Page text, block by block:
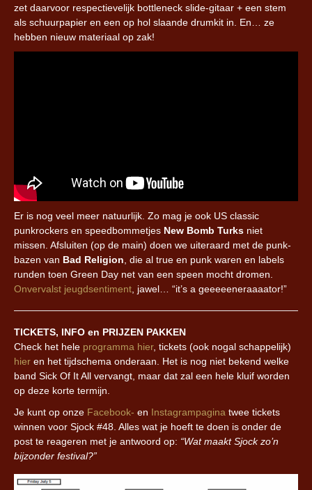
zet daarvoor respectievelijk bottleneck slide-gitaar + een stem
als schuurpapier en een op hol slaande drumkit in. En… ze
hebben nieuw materiaal op zak!
Er is nog veel meer natuurlijk. Zo mag je ook US classic
punkrockers en speedbommetjes New Bomb Turks niet
missen. Afsluiten (op de main) doen we uiteraard met de punk-
bazen van Bad Religion , die al true en punk waren en labels
runden toen Green Day net van een speen mocht dromen.
Onvervalst jeugdsentiment , jawel… “it’s a geeeeeneraaaator!”
TICKETS, INFO en PRIJZEN PAKKEN
Check het hele programma hier, tickets (ook nogal schappelijk)
hier en het tijdschema onderaan. Het is nog niet bekend welke
band Sick Of It All vervangt, maar dat zal een hele kluif worden
op deze korte termijn.
Je kunt op onze Facebook- en Instagrampagina twee tickets
winnen voor Sjock #48. Alles wat je hoeft te doen is onder de
post te reageren met je antwoord op: “Wat maakt Sjock zo’n
bijzonder festival?”